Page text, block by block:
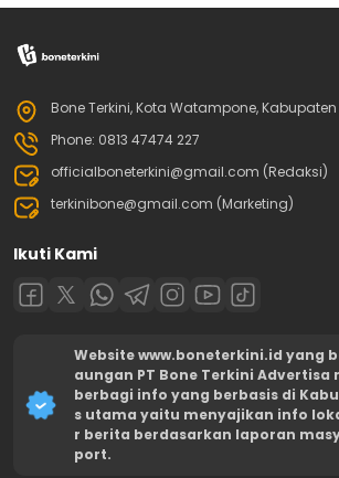
Bone Terkini, Kota Watampone,
Phone: 0813 47474 227
officialboneterkini@gmail.com (Redaksi)
terkinibone@gmail.com (Marketing)
Ikuti Kami
Website www.boneterkini.id yang
aungan PT Bone Terkini
berbagi info yang berbasis di
s utama yaitu menyajikan info
r berita berdasarkan laporan
port.